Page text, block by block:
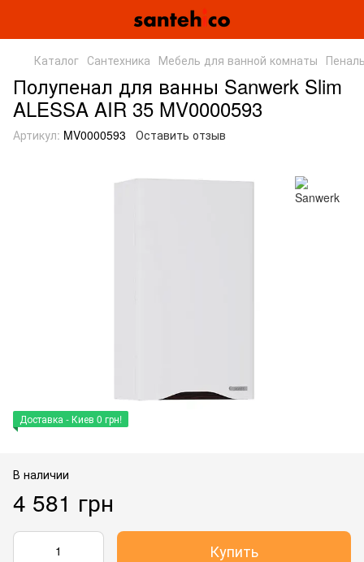
Каталог Сантехника Мебель для ванной комнаты
Полупенал для ванны Sanwerk Slim
ALESSA AIR 35 MV0000593
Артикул: MV0000593 Оставить отзыв
Доставка - Киев 0 грн!
В наличии
4 581 грн
Купить